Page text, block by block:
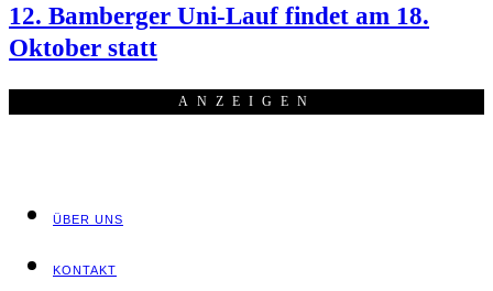
12. Bam­ber­ger Uni-Lauf fin­det am 18.
Okto­ber statt
ANZEI­GEN
ÜBER UNS
KON­TAKT